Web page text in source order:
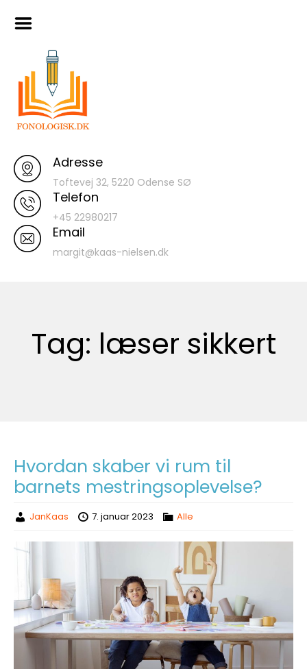
Adresse
Toftevej 32, 5220 Odense SØ
Telefon
+45 22980217
Email
margit@kaas-nielsen.dk
Tag: læser sikkert
Hvordan skaber vi rum til
barnets mestringsoplevelse?
JanKaas 7. januar 2023 Alle
Hjem
Materialer
120 ord database
Indtaling af
Fonologisk Læsetilgang
Smagsprøver